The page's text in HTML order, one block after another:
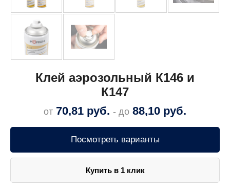
Клей аэрозольный К146 и
К147
от 70,81 руб. - до 88,10 руб.
Посмотреть варианты
Купить в 1 клик